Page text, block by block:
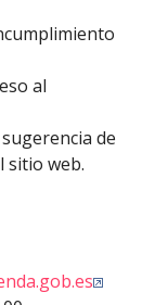
al
de
sitio web.